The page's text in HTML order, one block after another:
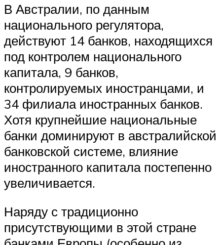
В Австралии, по данным
национального регулятора,
действуют 14 банков, находящихся
под контролем национального
капитала, 9 банков,
контролируемых иностранцами, и
34 филиала иностранных банков.
Хотя крупнейшие национальные
банки доминируют в австралийской
банковской системе, влияние
иностранного капитала постепенно
увеличивается.
Наряду с традиционно
присутствующими в этой стране